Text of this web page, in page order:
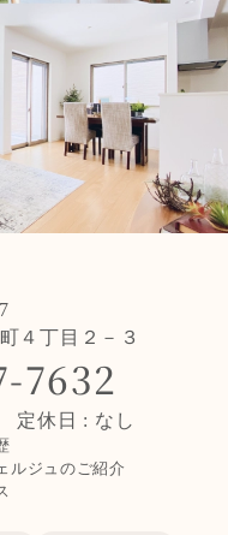
４丁目２－３
7632
定休日 : なし
ルジュのご紹介